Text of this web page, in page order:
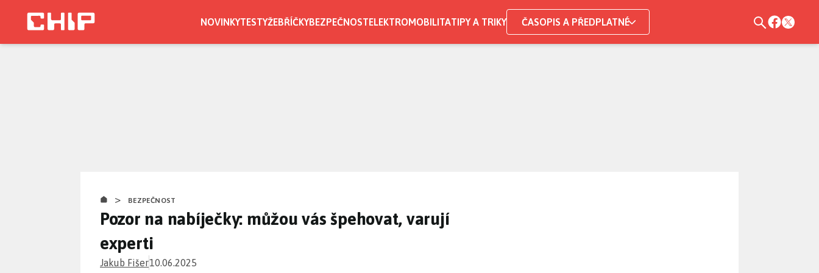
NOVINKYTESTYŽEBŘÍČKYBEZPEČNOSTELEKTROMOBILITATIPY A TRIKY ČASOPIS A PŘEDPLATNÉ
> BEZPEČNOST
Pozor na nabíječky: můžou vás špehovat, varují
experti
Jakub Fišer10.06.2025